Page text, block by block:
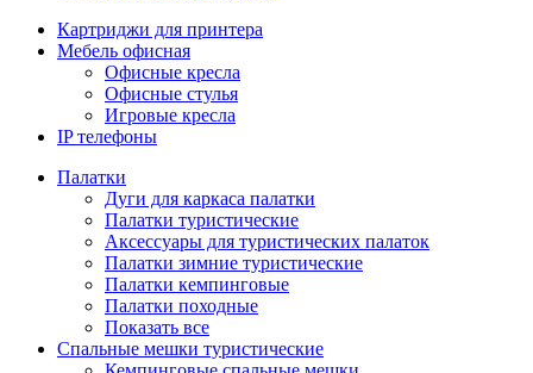
Картриджи для принтера
Мебель офисная
Офисные кресла
Офисные стулья
Игровые кресла
IP телефоны
Палатки
Дуги для каркаса палатки
Палатки туристические
Аксессуары для туристических палаток
Палатки зимние туристические
Палатки кемпинговые
Палатки походные
Показать все
Спальные мешки туристические